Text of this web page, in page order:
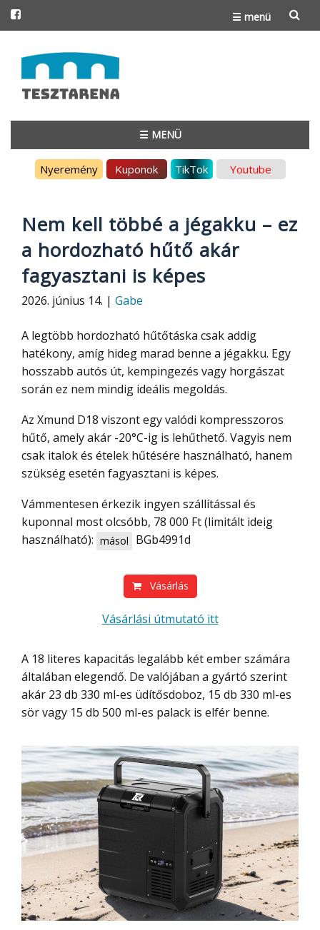
☰ menü
to
content
☰ MENÜ
Nyeremény Kuponok TikTok Youtube
Nem kell többé a jégakku – ez
a hordozható hűtő akár
fagyasztani is képes
2026. június 14. | Gabe
A legtöbb hordozható hűtőtáska csak addig
hatékony, amíg hideg marad benne a jégakku. Egy
hosszabb autós út, kempingezés vagy horgászat
során ez nem mindig ideális megoldás.
Az Xmund D18 viszont egy valódi kompresszoros
hűtő, amely akár -20°C-ig is lehűthető. Vagyis nem
csak italok és ételek hűtésére használható, hanem
szükség esetén fagyasztani is képes.
Vámmentesen érkezik ingyen szállítással és
kuponnal most olcsóbb, 78 000 Ft (limitált ideig
használható): másol BGb4991d
Vásárlás
Vásárlási útmutató itt
A 18 literes kapacitás legalább két ember számára
általában elegendő. De valójában a gyártó szerint
akár 23 db 330 ml-es üdítősdoboz, 15 db 330 ml-es
sör vagy 15 db 500 ml-es palack is elfér benne.